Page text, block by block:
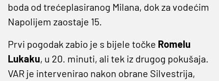
boda od trećeplasiranog Milana, dok za vodećim
Napolijem zaostaje 15.
Prvi pogodak zabio je s bijele točke Romelu
Lukaku, u 20. minuti, ali tek iz drugog pokušaja.
VAR je intervenirao nakon obrane Silvestrija,